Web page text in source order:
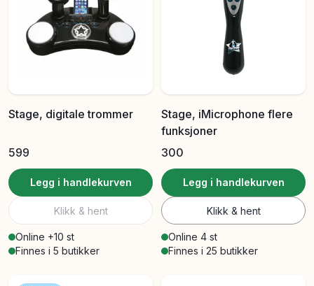
Stage, digitale trommer
599
Legg i handlekurven
Klikk & hent
Online +10 st
Finnes i 5 butikker
Stage, iMicrophone flere
funksjoner
300
Legg i handlekurven
Klikk & hent
Online 4 st
Finnes i 25 butikker